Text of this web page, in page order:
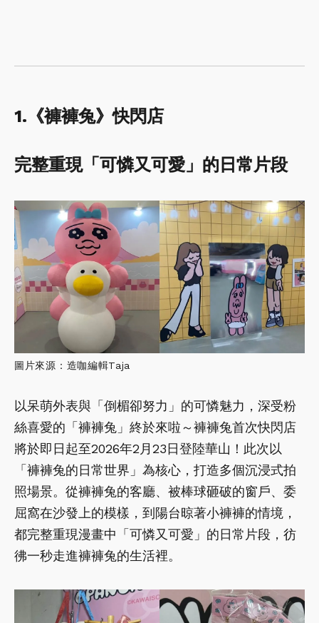
1.《褲褲兔》快閃店
完整重現「可憐又可愛」的日常片段
圖片來源：造咖編輯Taja
以呆萌外表與「倒楣卻努力」的可憐魅力，深受粉
絲喜愛的「褲褲兔」終於來啦～褲褲兔首次快閃店
將於即日起至2026年2月23日登陸華山！此次以
「褲褲兔的日常世界」為核心，打造多個沉浸式拍
照場景。從褲褲兔的客廳、被棒球砸破的窗戶、委
屈窩在沙發上的模樣，到陽台晾著小褲褲的情境，
都完整重現漫畫中「可憐又可愛」的日常片段，彷
彿一秒走進褲褲兔的生活裡。